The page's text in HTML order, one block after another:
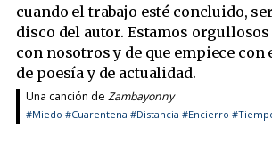
cuando el trabajo esté concluido,
disco del autor. Estamos orgullosos
con nosotros y de que empiece con
de poesía y de actualidad.
Una canción de Zambayonny
#Miedo #Cuarentena #Distancia #Encierro